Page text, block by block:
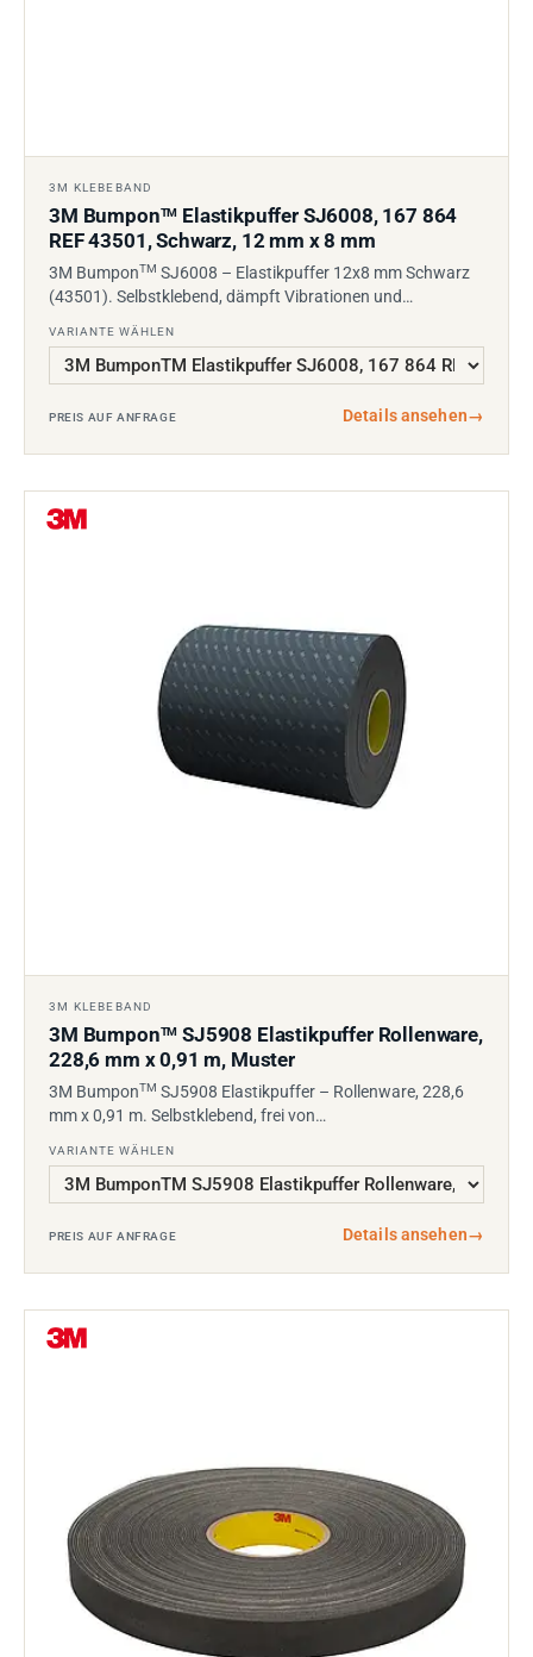
3M KLEBEBAND
3M BumponTM Elastikpuffer SJ6008, 167 864
REF 43501, Schwarz, 12 mm x 8 mm
3M BumponTM SJ6008 – Elastikpuffer 12x8 mm Schwarz
(43501). Selbstklebend, dämpft Vibrationen und…
VARIANTE WÄHLEN
PREIS AUF ANFRAGE Details ansehen→
3M KLEBEBAND
3M BumponTM SJ5908 Elastikpuffer Rollenware,
228,6 mm x 0,91 m, Muster
3M BumponTM SJ5908 Elastikpuffer – Rollenware, 228,6
mm x 0,91 m. Selbstklebend, frei von…
VARIANTE WÄHLEN
PREIS AUF ANFRAGE Details ansehen→